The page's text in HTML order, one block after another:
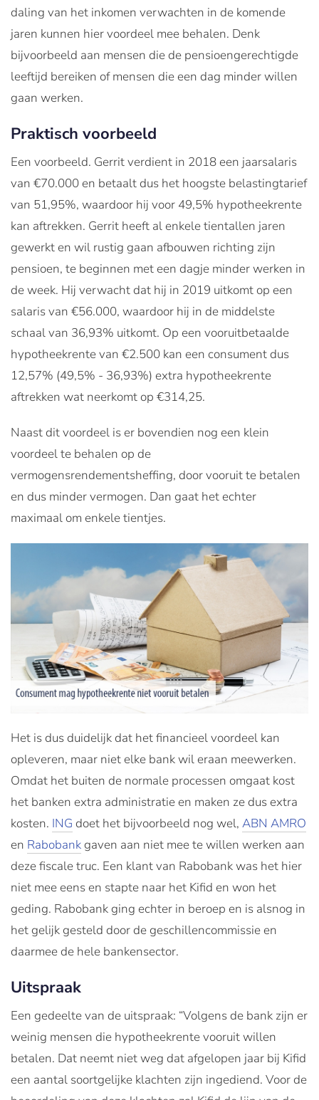
daling van het inkomen verwachten in de komende
jaren kunnen hier voordeel mee behalen. Denk
bijvoorbeeld aan mensen die de pensioengerechtigde
leeftijd bereiken of mensen die een dag minder willen
gaan werken.
Praktisch voorbeeld
Een voorbeeld. Gerrit verdient in 2018 een jaarsalaris
van €70.000 en betaalt dus het hoogste belastingtarief
van 51,95%, waardoor hij voor 49,5% hypotheekrente
kan aftrekken. Gerrit heeft al enkele tientallen jaren
gewerkt en wil rustig gaan afbouwen richting zijn
pensioen, te beginnen met een dagje minder werken in
de week. Hij verwacht dat hij in 2019 uitkomt op een
salaris van €56.000, waardoor hij in de middelste
schaal van 36,93% uitkomt. Op een vooruitbetaalde
hypotheekrente van €2.500 kan een consument dus
12,57% (49,5% - 36,93%) extra hypotheekrente
aftrekken wat neerkomt op €314,25.
Naast dit voordeel is er bovendien nog een klein
voordeel te behalen op de
vermogensrendementsheffing, door vooruit te betalen
en dus minder vermogen. Dan gaat het echter
maximaal om enkele tientjes.
Het is dus duidelijk dat het financieel voordeel kan
opleveren, maar niet elke bank wil eraan meewerken.
Omdat het buiten de normale processen omgaat kost
het banken extra administratie en maken ze dus extra
kosten. ING doet het bijvoorbeeld nog wel, ABN AMRO
en Rabobankgaven aan niet mee te willen werken aan
deze fiscale truc. Een klant van Rabobank was het hier
niet mee eens en stapte naar het Kifid en won het
geding. Rabobank ging echter in beroep en is alsnog in
het gelijk gesteld door de geschillencommissie en
daarmee de hele bankensector.
Uitspraak
Een gedeelte van de uitspraak: “Volgens de bank zijn er
weinig mensen die hypotheekrente vooruit willen
betalen. Dat neemt niet weg dat afgelopen jaar bij Kifid
een aantal soortgelijke klachten zijn ingediend. Voor de